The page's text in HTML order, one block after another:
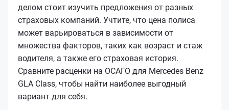
делом стоит изучить предложения от разных
страховых компаний. Учтите, что цена полиса
может варьироваться в зависимости от
множества факторов, таких как возраст и стаж
водителя, а также его страховая история.
Сравните расценки на ОСАГО для Mercedes Benz
GLA Class, чтобы найти наиболее выгодный
вариант для себя.